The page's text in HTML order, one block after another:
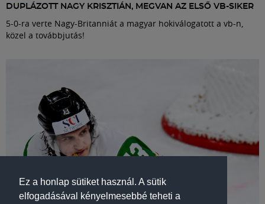
Ez a honlap sütiket használ. A sütik
elfogadásával kényelmesebbé teheti a
DUPLÁZOTT NAGY KRISZTIÁN, MEGVAN AZ ELSŐ VB-SIKER
5-0-ra verte Nagy-Britanniát a magyar hokiválogatott a vb-n,
közel a továbbjutás!